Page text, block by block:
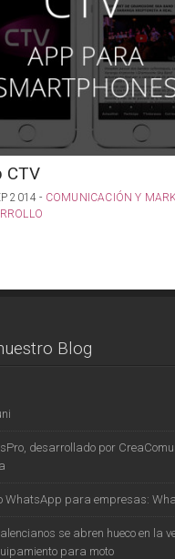
CTV
2014 - COMUNICACIÓN Y
Blog
desarrollado por
WhatsApp para empresas:
se abren hueco en la
para moto